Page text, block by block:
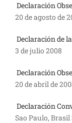
Declaración
20 de agosto de
Declaración de
3 de julio 2008
Declaración
20 de abril de
Declaración
Sao Paulo, Brasil